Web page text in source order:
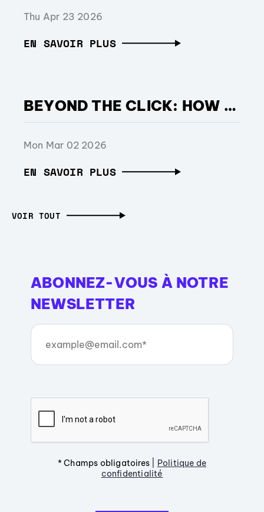
Thu Apr 23 2026
EN SAVOIR PLUS
BEYOND THE CLICK: HOW SHOPEE STRENGTHENED PERFORMANCE DURING BRAZIL’S MOST COMPETITIVE RETAIL MONTH, WITH SUPPORT FROM OPERA ADS
Mon Mar 02 2026
EN SAVOIR PLUS
VOIR TOUT
ABONNEZ-VOUS À NOTRE
NEWSLETTER
* Champs obligatoires
Politique de
confidentialité